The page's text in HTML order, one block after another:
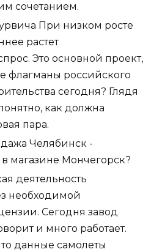
сочетанием.
При низком росте
растет
Это основной проект,
флагманы российского
сегодня? Глядя
как должна
пара.
Челябинск -
магазине Мончегорск?
деятельность
необходимой
Сегодня завод
и много работает.
данные самолеты